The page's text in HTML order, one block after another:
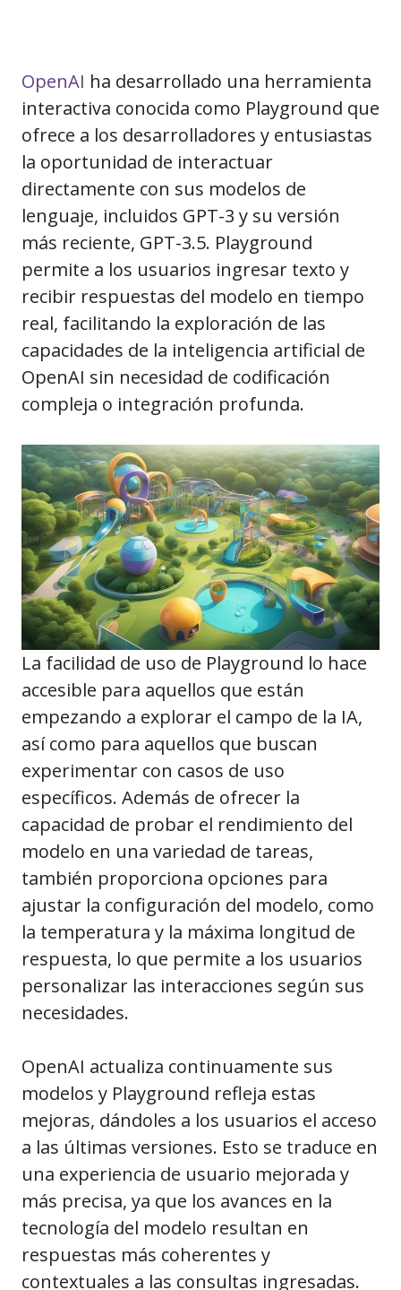
OpenAI ha desarrollado una herramienta
interactiva conocida como Playground que
ofrece a los desarrolladores y entusiastas
la oportunidad de interactuar
directamente con sus modelos de
lenguaje, incluidos GPT-3 y su versión
más reciente, GPT-3.5. Playground
permite a los usuarios ingresar texto y
recibir respuestas del modelo en tiempo
real, facilitando la exploración de las
capacidades de la inteligencia artificial de
OpenAI sin necesidad de codificación
compleja o integración profunda.
La facilidad de uso de Playground lo hace
accesible para aquellos que están
empezando a explorar el campo de la IA,
así como para aquellos que buscan
experimentar con casos de uso
específicos. Además de ofrecer la
capacidad de probar el rendimiento del
modelo en una variedad de tareas,
también proporciona opciones para
ajustar la configuración del modelo, como
la temperatura y la máxima longitud de
respuesta, lo que permite a los usuarios
personalizar las interacciones según sus
necesidades.
OpenAI actualiza continuamente sus
modelos y Playground refleja estas
mejoras, dándoles a los usuarios el acceso
a las últimas versiones. Esto se traduce en
una experiencia de usuario mejorada y
más precisa, ya que los avances en la
tecnología del modelo resultan en
respuestas más coherentes y
contextuales a las consultas ingresadas.